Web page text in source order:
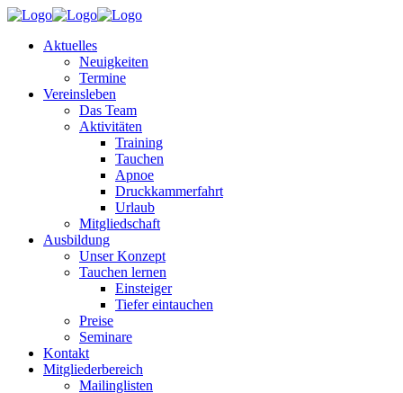
Aktuelles
Neuigkeiten
Termine
Vereinsleben
Das Team
Aktivitäten
Training
Tauchen
Apnoe
Druckkammerfahrt
Urlaub
Mitgliedschaft
Ausbildung
Unser Konzept
Tauchen lernen
Einsteiger
Tiefer eintauchen
Preise
Seminare
Kontakt
Mitgliederbereich
Mailinglisten